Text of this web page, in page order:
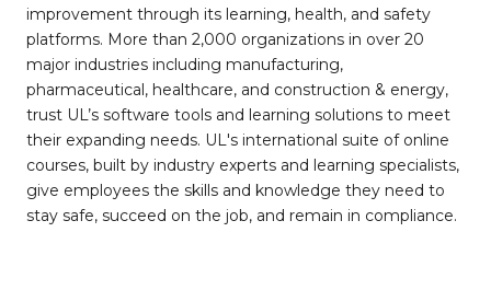
improvement through its learning, health, and safety
platforms. More than 2,000 organizations in over 20
major industries including manufacturing,
pharmaceutical, healthcare, and construction & energy,
trust UL’s software tools and learning solutions to meet
their expanding needs. UL's international suite of online
courses, built by industry experts and learning specialists,
give employees the skills and knowledge they need to
stay safe, succeed on the job, and remain in compliance.